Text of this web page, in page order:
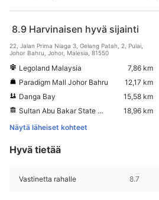
8.9 Harvinaisen hyvä sijainti
22, Jalan Prima Niaga 3, Gelang Patah, 2, Pulai,
Johor Bahru, Johor, Malesia, 81550
Legoland Malaysia
7,86 km
Paradigm Mall Johor Bahru
12,17 km
Danga Bay
15,58 km
Sultan Abu Bakar State Mosque
18,96 km
Näytä läheiset kohteet
Hyvä tietää
Vastinetta rahalle 8.7